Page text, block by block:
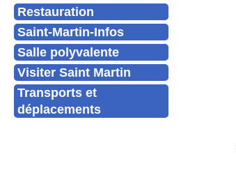
Restauration
Saint-Martin-Infos
Salle polyvalente
Visiter Saint Martin
Transports et
déplacements